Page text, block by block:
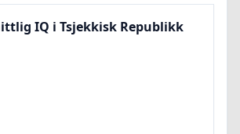
IQ i Tsjekkisk Republikk